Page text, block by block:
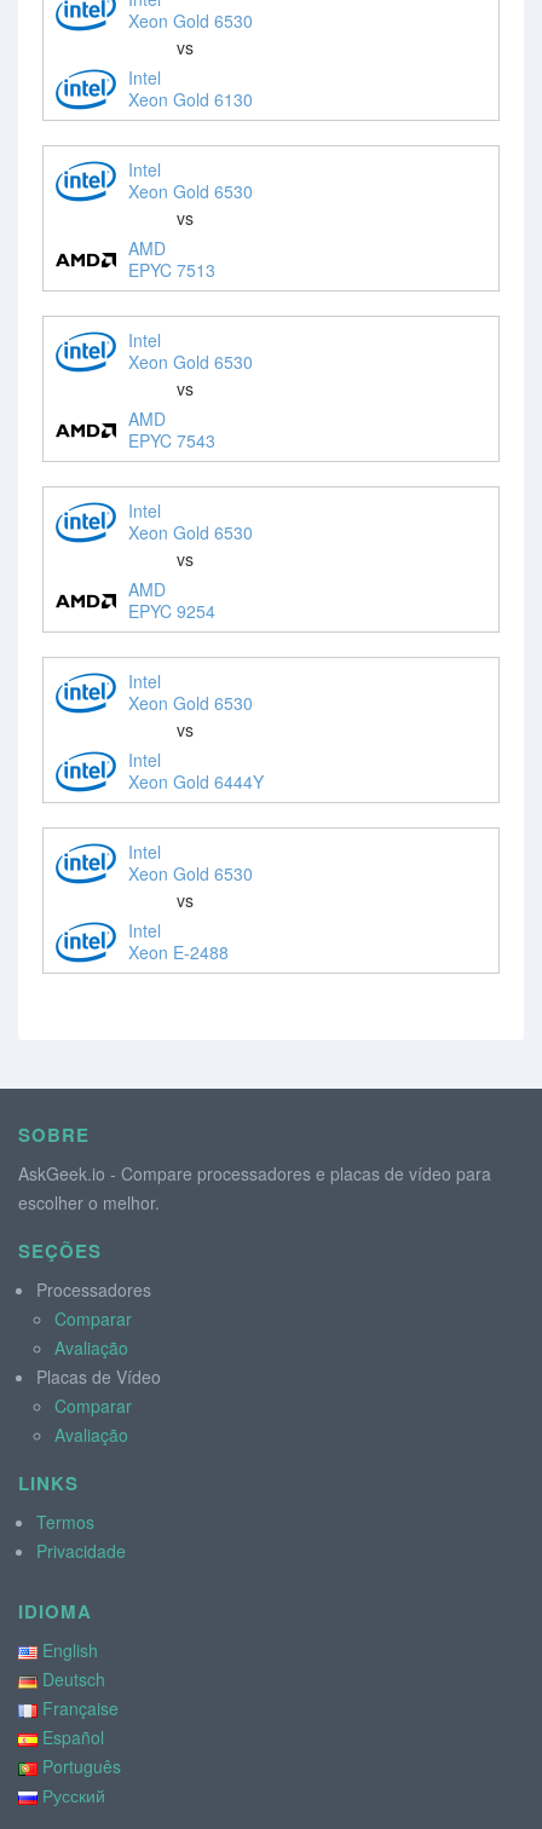
Xeon Gold 6530
vs
Intel
Xeon Gold 6130
Intel
Xeon Gold 6530
vs
AMD
EPYC 7513
Intel
Xeon Gold 6530
vs
AMD
EPYC 7543
Intel
Xeon Gold 6530
vs
AMD
EPYC 9254
Intel
Xeon Gold 6530
vs
Intel
Xeon Gold 6444Y
Intel
Xeon Gold 6530
vs
Intel
Xeon E-2488
SOBRE
AskGeek.io - Compare processadores e placas de vídeo para
escolher o melhor.
SEÇÕES
Processadores
Comparar
Avaliação
Placas de Vídeo
Comparar
Avaliação
LINKS
Termos
Privacidade
IDIOMA
English
Deutsch
Française
Español
Português
Русский